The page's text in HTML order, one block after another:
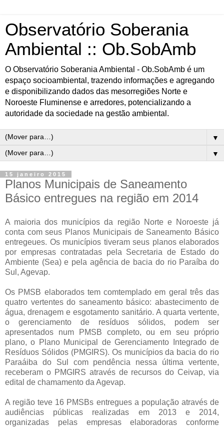
Observatório Soberania
Ambiental :: Ob.SobAmb
O Observatório Soberania Ambiental - Ob.SobAmb é um
espaço socioambiental, trazendo informações e agregando
e disponibilizando dados das mesorregiões Norte e
Noroeste Fluminense e arredores, potencializando a
autoridade da sociedade na gestão ambiental.
▼
▼
15 janeiro 2015
Planos Municipais de Saneamento
Básico entregues na região em 2014
A maioria dos municípios da região Norte e Noroeste já
conta com seus Planos Municipais de Saneamento Básico
entregeues. Os municípios tiveram seus planos elaborados
por empresas contratadas pela Secretaria de Estado do
Ambiente (Sea) e pela agência de bacia do rio Paraíba do
Sul, Agevap.
Os PMSB elaborados tem comtemplado em geral três das
quatro vertentes do saneamento básico: abastecimento de
água, drenagem e esgotamento sanitário. A quarta vertente,
o gerenciamento de resíduos sólidos, podem ser
apresentados num PMSB completo, ou em seu próprio
plano, o Plano Municipal de Gerenciamento Integrado de
Resíduos Sólidos (PMGIRS). Os municípios da bacia do rio
Paraáiba do Sul com pendência nessa última vertente,
receberam o PMGIRS através de recursos do Ceivap, via
edital de chamamento da Agevap.
A região teve 16 PMSBs entregues a população através de
audiências públicas realizadas em 2013 e 2014,
organizadas pelas empresas elaboradoras conforme